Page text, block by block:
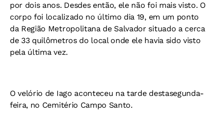
por dois anos. Desdes então, ele não foi mais visto. O
corpo foi localizado no último dia 19, em um ponto
da Região Metropolitana de Salvador situado a cerca
de 33 quilômetros do local onde ele havia sido visto
pela última vez.
O velório de Iago aconteceu na tarde destasegunda-
feira, no Cemitério Campo Santo.